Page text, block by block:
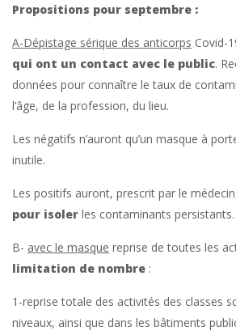
Propositions pour septembre :
A-Dépistage sérique des anticorps Covid-
qui ont un contact avec le public.
données pour connaître le taux de
l’âge, de la profession, du lieu.
Les négatifs n’auront qu’un masque à
inutile.
Les positifs auront, prescrit par le
pour isoler les contaminants persistants.
B- avec le masque reprise de toutes les
limitation de nombre :
1-reprise totale des activités des classes
niveaux, ainsi que dans les bâtiments